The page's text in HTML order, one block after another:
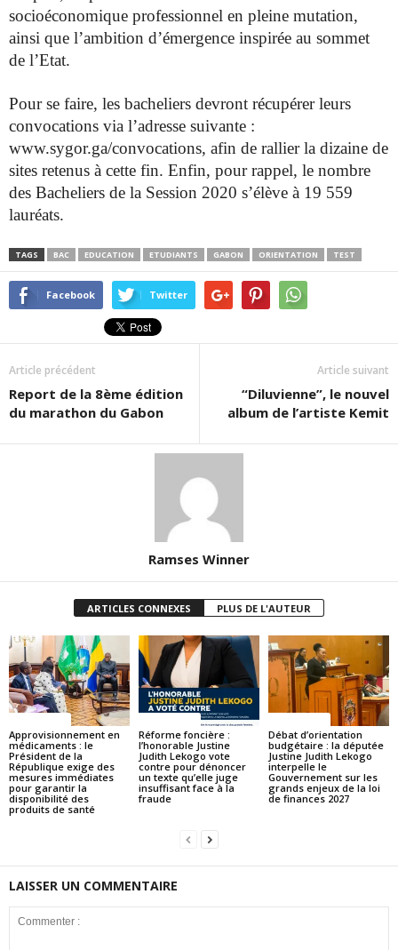
socioéconomique professionnel en pleine mutation,
ainsi que l’ambition d’émergence inspirée au sommet
de l’Etat.
Pour se faire, les bacheliers devront récupérer leurs
convocations via l’adresse suivante :
www.sygor.ga/convocations, afin de rallier la dizaine de
sites retenus à cette fin. Enfin, pour rappel, le nombre
des Bacheliers de la Session 2020 s’élève à 19 559
lauréats.
TAGS BAC EDUCATION ETUDIANTS GABON ORIENTATION TEST
Facebook Twitter
Article précédent
Report de la 8ème édition
du marathon du Gabon
Article suivant
“Diluvienne”, le nouvel
album de l’artiste Kemit
Ramses Winner
ARTICLES CONNEXES PLUS DE L'AUTEUR
Approvisionnement en
médicaments : le
Président de la
République exige des
mesures immédiates
pour garantir la
disponibilité des
produits de santé
Réforme foncière :
l’honorable Justine
Judith Lekogo vote
contre pour dénoncer
un texte qu’elle juge
insuffisant face à la
fraude
Débat d’orientation
budgétaire : la députée
Justine Judith Lekogo
interpelle le
Gouvernement sur les
grands enjeux de la loi
de finances 2027
LAISSER UN COMMENTAIRE